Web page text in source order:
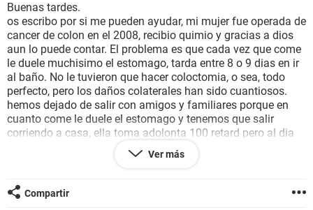
BIENESTAR
SEXUALIDAD
GLOSARIO
Buenas tardes.
os escribo por si me pueden ayudar, mi mujer fue operada de
cancer de colon en el 2008, recibio quimio y gracias a dios
aun lo puede contar. El problema es que cada vez que come
le duele muchisimo el estomago, tarda entre 8 o 9 dias en ir
al baño. No le tuvieron que hacer coloctomia, o sea, todo
perfecto, pero los daños colaterales han sido cuantiosos.
hemos dejado de salir con amigos y familiares porque en
cuanto come le duele el estomago y tenemos que salir
corriendo a casa, ella toma adolonta 100 retard pero al dia
siguiente no puede moverse por los mareo que tiene, dice
que esra cansada de vivir asi.
bien. Me han comentado que lo mas probable es que tenga
aderencias, para enterdernos "las tripas pegadas", y me
Ver más
Compartir